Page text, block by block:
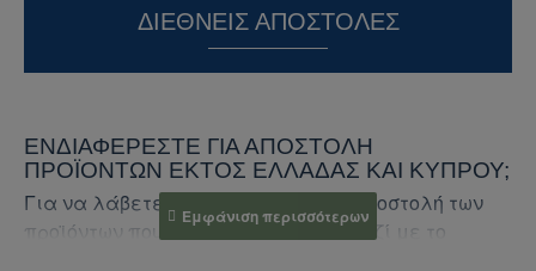
ΔΙΕΘΝΕΊΣ ΑΠΟΣΤΟΛΈΣ
ΕΝΔΙΑΦΈΡΕΣΤΕ ΓΙΑ ΑΠΟΣΤΟΛΉ
ΠΡΟΪΌΝΤΩΝ ΕΚΤΌΣ ΕΛΛΆΔΑΣ ΚΑΙ ΚΎΠΡΟΥ;
Για να λάβετε προσφορά για την αποστολή των
προϊόντων που σας ενδιαφέρουν, μαζί με το